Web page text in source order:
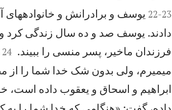


22-23
يوسف و برادرانش و خانوادههای
دادند. يوسف صد و ده سال زندگی كرد
فرزندان ماخير، پسر منسی را ببيند.

24
میميرم، ولی بدون شک خدا شما را از
ابراهيم و اسحاق و يعقوب داده است،